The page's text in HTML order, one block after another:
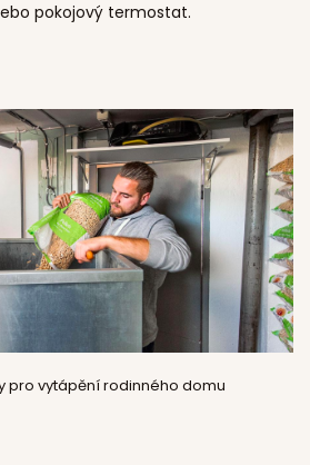
pokojový termostat.
pro vytápění rodinného domu